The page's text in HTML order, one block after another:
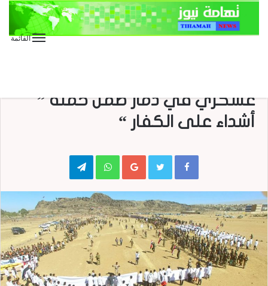
القائمة
عسكري في ذمار ضمن حملة ”
أشداء على الكفار “
Google+
WhatsApp
Telegram